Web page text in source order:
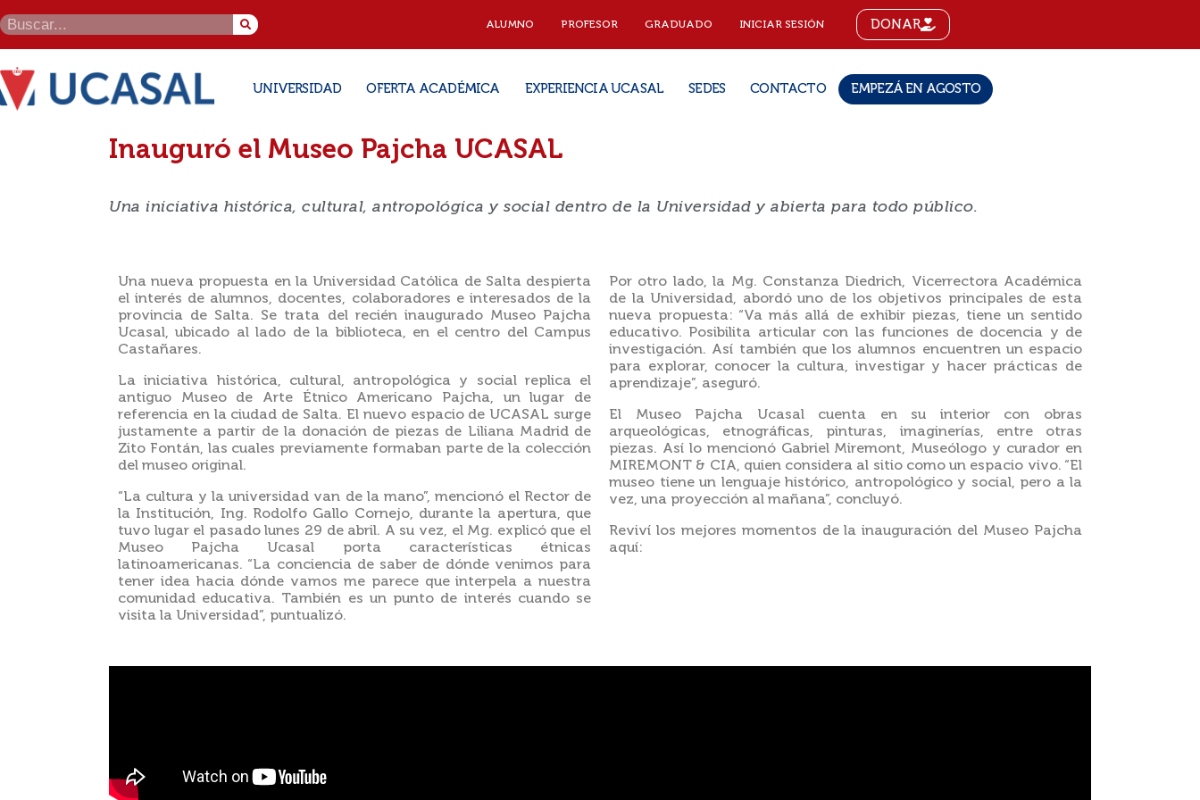
ALUMNO PROFESOR GRADUADO INICIAR SESIÓN DONAR
UNIVERSIDAD OFERTA ACADÉMICA EXPERIENCIA UCASAL SEDES CONTACTO EMPEZÁ EN AGOSTO
Inauguró el Museo Pajcha UCASAL
Una iniciativa histórica, cultural, antropológica y social dentro de la Universidad y abierta para todo público.
Una nueva propuesta en la Universidad Católica de Salta despierta
el interés de alumnos, docentes, colaboradores e interesados de la
provincia de Salta. Se trata del recién inaugurado Museo Pajcha
Ucasal, ubicado al lado de la biblioteca, en el centro del Campus
Castañares.
La iniciativa histórica, cultural, antropológica y social replica el
antiguo Museo de Arte Étnico Americano Pajcha, un lugar de
referencia en la ciudad de Salta. El nuevo espacio de UCASAL surge
justamente a partir de la donación de piezas de Liliana Madrid de
Zito Fontán, las cuales previamente formaban parte de la colección
del museo original.
“La cultura y la universidad van de la mano”, mencionó el Rector de
la Institución, Ing. Rodolfo Gallo Cornejo, durante la apertura, que
tuvo lugar el pasado lunes 29 de abril. A su vez, el Mg. explicó que el
Museo Pajcha Ucasal porta características étnicas
latinoamericanas. “La conciencia de saber de dónde venimos para
tener idea hacia dónde vamos me parece que interpela a nuestra
comunidad educativa. También es un punto de interés cuando se
visita la Universidad”, puntualizó.
Por otro lado, la Mg. Constanza Diedrich, Vicerrectora Académica
de la Universidad, abordó uno de los objetivos principales de esta
nueva propuesta: “Va más allá de exhibir piezas, tiene un sentido
educativo. Posibilita articular con las funciones de docencia y de
investigación. Así también que los alumnos encuentren un espacio
para explorar, conocer la cultura, investigar y hacer prácticas de
aprendizaje”, aseguró.
El Museo Pajcha Ucasal cuenta en su interior con obras
arqueológicas, etnográficas, pinturas, imaginerías, entre otras
piezas. Así lo mencionó Gabriel Miremont, Museólogo y curador en
MIREMONT & CIA, quien considera al sitio como un espacio vivo. “El
museo tiene un lenguaje histórico, antropológico y social, pero a la
vez, una proyección al mañana”, concluyó.
Reviví los mejores momentos de la inauguración del Museo Pajcha
aquí: